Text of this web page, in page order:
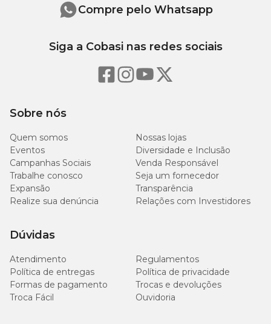
Sobre nós
Quem somos
Nossas lojas
Eventos
Diversidade e Inclusão
Campanhas Sociais
Venda Responsável
Trabalhe conosco
Seja um fornecedor
Expansão
Transparência
Realize sua denúncia
Relações com Investidores
Dúvidas
Atendimento
Regulamentos
Política de entregas
Política de privacidade
Formas de pagamento
Trocas e devoluções
Troca Fácil
Ouvidoria
Compre pelo Whatsapp
Siga a Cobasi nas redes sociais